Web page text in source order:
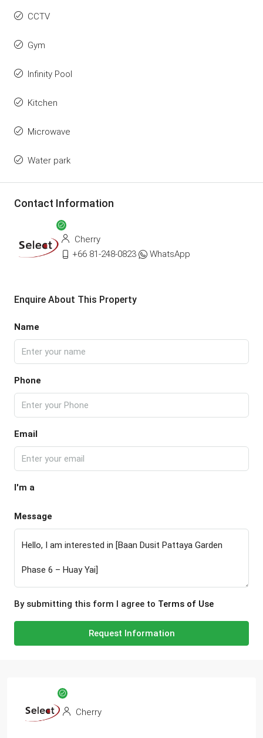
CCTV
Gym
Infinity Pool
Kitchen
Microwave
Water park
Contact Information
Cherry
+66 81-248-0823
WhatsApp
Enquire About This Property
Name
Phone
Email
I'm a
Message
By submitting this form I agree to Terms of Use
Request Information
Cherry